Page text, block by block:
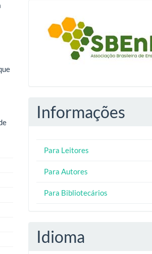
blocologosbenbio
Informações
Para Leitores
Para Autores
Para Bibliotecários
Idioma